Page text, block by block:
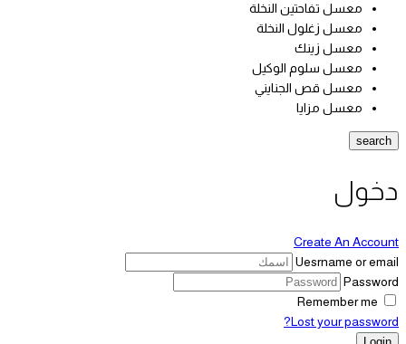
معسل تفاحتين النخلة
معسل زغلول النخلة
معسل زينك
معسل سلوم الوكيل
معسل قص الجنايني
معسل مزايا
search
دخول
Create An Account
Uesrname or email
Password
Remember me
Lost your password?